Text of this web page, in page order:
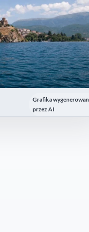
Grafika
przez AI